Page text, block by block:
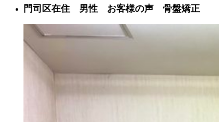
門司区在住 男性 お客様の声 骨盤矯正